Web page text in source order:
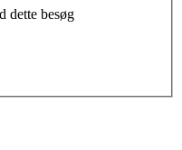
dette besøg